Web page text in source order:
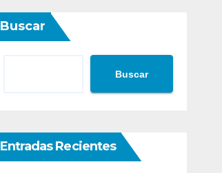
Buscar
Buscar
Entradas Recientes